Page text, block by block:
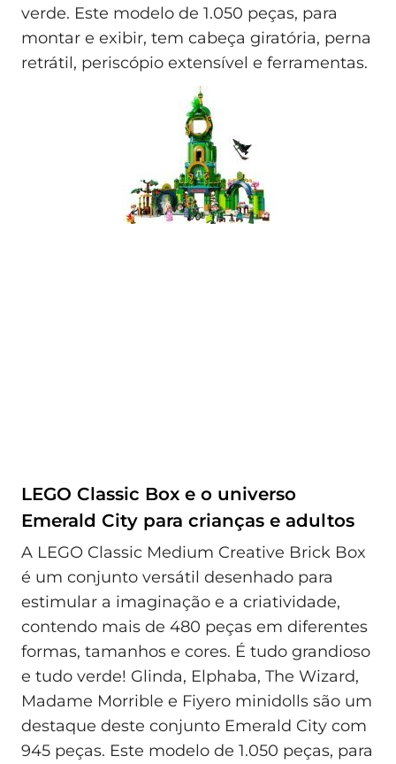
verde. Este modelo de 1.050 peças, para
montar e exibir, tem cabeça giratória, perna
retrátil, periscópio extensível e ferramentas.
LEGO Classic Box e o universo
Emerald City para crianças e adultos
A LEGO Classic Medium Creative Brick Box
é um conjunto versátil desenhado para
estimular a imaginação e a criatividade,
contendo mais de 480 peças em diferentes
formas, tamanhos e cores. É tudo grandioso
e tudo verde! Glinda, Elphaba, The Wizard,
Madame Morrible e Fiyero minidolls são um
destaque deste conjunto Emerald City com
945 peças. Este modelo de 1.050 peças, para